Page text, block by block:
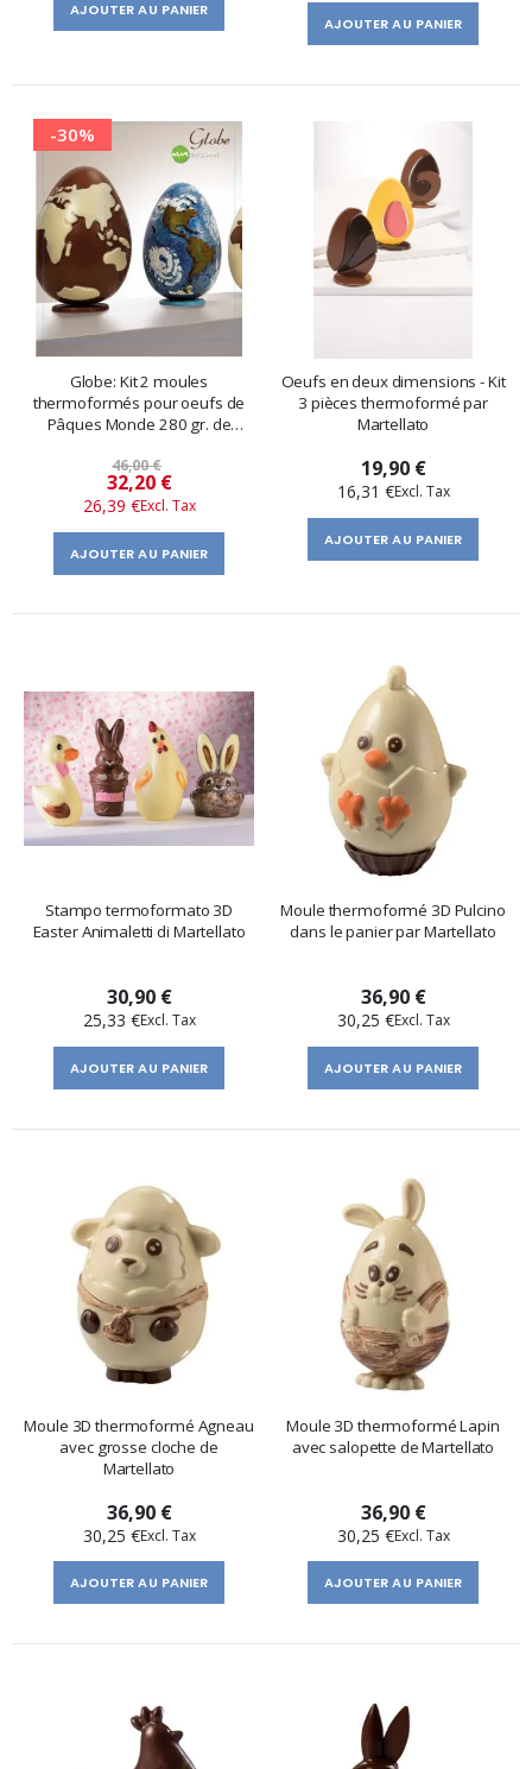
AJOUTER AU PANIER
AJOUTER AU PANIER
-30%
Globe: Kit 2 moules
thermoformés pour oeufs de
Pâques Monde 280 gr. de
46,00 €
Prix
​​
spécial
32,20 €
26,39 €
AJOUTER AU PANIER
Oeufs en deux dimensions - Kit
3 pièces thermoformé par
Martellato
19,90 €
16,31 €
AJOUTER AU PANIER
Stampo termoformato 3D
Easter Animaletti di Martellato
30,90 €
25,33 €
AJOUTER AU PANIER
Moule thermoformé 3D Pulcino
dans le panier par Martellato
36,90 €
30,25 €
AJOUTER AU PANIER
Moule 3D thermoformé Agneau
avec grosse cloche de
Martellato
36,90 €
30,25 €
AJOUTER AU PANIER
Moule 3D thermoformé Lapin
avec salopette de Martellato
36,90 €
30,25 €
AJOUTER AU PANIER